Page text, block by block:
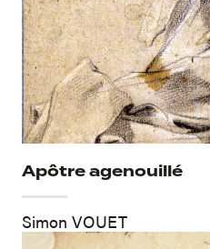
Apôtre agenouillé
Simon VOUET